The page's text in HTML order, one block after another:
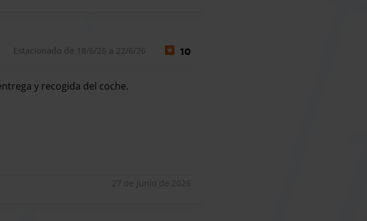
ningún
Estacionado de 18/6/26 a 22/6/26 10
y recogida del coche.
27 de junio de 2026